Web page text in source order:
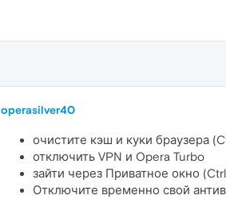
operasilver40
очистите кэш и куки браузера
отключить VPN и Opera Turbo
зайти через Приватное окно
Отключите временно свой